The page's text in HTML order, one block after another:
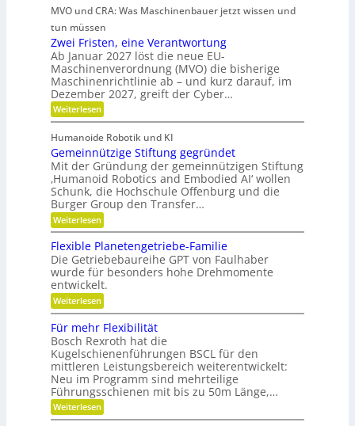
s
t
s
t
o
f
f
b
a
n
c
h
e
a
n
k
Ö
l
a
u
s
g
l
e
i
c
h
e
L
i
s
t
u
n
g
s
k
l
a
s
s
e
i
h
e
r
R
o
u
t
e
g
e
n
e
r
a
t
i
o
n
n
i
t
u
r
-
S
e
n
s
o
r
e
n
f
ü
r
R
o
b
o
t
e
r
g
r
e
e
r
MVO und CRA: Was Maschinenbauer jetzt wissen und
tun müssen
Zwei Fristen, eine Verantwortung
Ab Januar 2027 löst die neue EU-
Maschinenverordnung (MVO) die bisherige
Maschinenrichtlinie ab – und kurz darauf, im
Dezember 2027, greift der Cyber…
Weiterlesen:
Z
e
i
F
r
i
s
t
e
n
,
e
i
n
e
V
e
a
n
t
w
o
r
t
u
n
Humanoide Robotik und KI
Gemeinnützige Stiftung gegründet
Mit der Gründung der gemeinnützigen Stiftung
‚Humanoid Robotics and Embodied AI‘ wollen
Schunk, die Hochschule Offenburg und die
Burger Group den Transfer…
Weiterlesen:
G
e
m
e
i
n
n
ü
t
z
i
g
e
S
t
i
f
t
Flexible Planetengetriebe-Familie
Die Getriebebaureihe GPT von Faulhaber
wurde für besonders hohe Drehmomente
entwickelt.
Weiterlesen:
F
e
x
i
b
l
e
P
l
a
Für mehr Flexibilität
Bosch Rexroth hat die
Kugelschienenführungen BSCL für den
mittleren Leistungsbereich weiterentwickelt:
Neu im Programm sind mehrteilige
Führungsschienen mit bis zu 50m Länge,…
Weiterlesen:
F